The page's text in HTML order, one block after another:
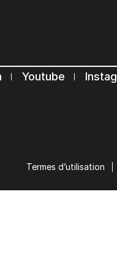
Youtube
Termes d’utilisation